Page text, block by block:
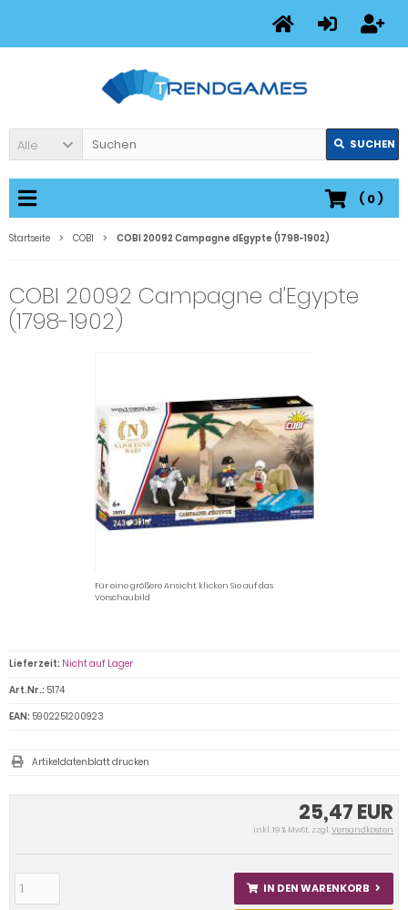
Alle SUCHEN
( 0)
Startseite COBI COBI 20092 Campagne dEgypte (1798-1902)
COBI 20092 Campagne d'Egypte
(1798-1902)
Für eine größere Ansicht klicken Sie auf das
Vorschaubild
25,47 EUR
inkl. 19 % MwSt. zzgl.Versandkosten
IN DEN WARENKORB
Lieferzeit: Nicht auf Lager
Art.Nr.: 5174
EAN: 5902251200923
Artikeldatenblatt drucken